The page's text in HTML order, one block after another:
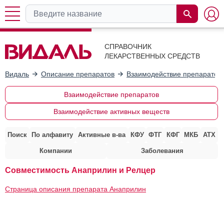
СПРАВОЧНИК
ЛЕКАРСТВЕННЫХ СРЕДСТВ
Видаль Описание препаратов Взаимодействие препаратов
Взаимодействие препаратов
Взаимодействие активных веществ
Поиск По алфавиту Активные в-ва КФУ ФТГ КФГ МКБ АТХ
Компании Заболевания
Совместимость Анаприлин и Релцер
Страница описания препарата Анаприлин